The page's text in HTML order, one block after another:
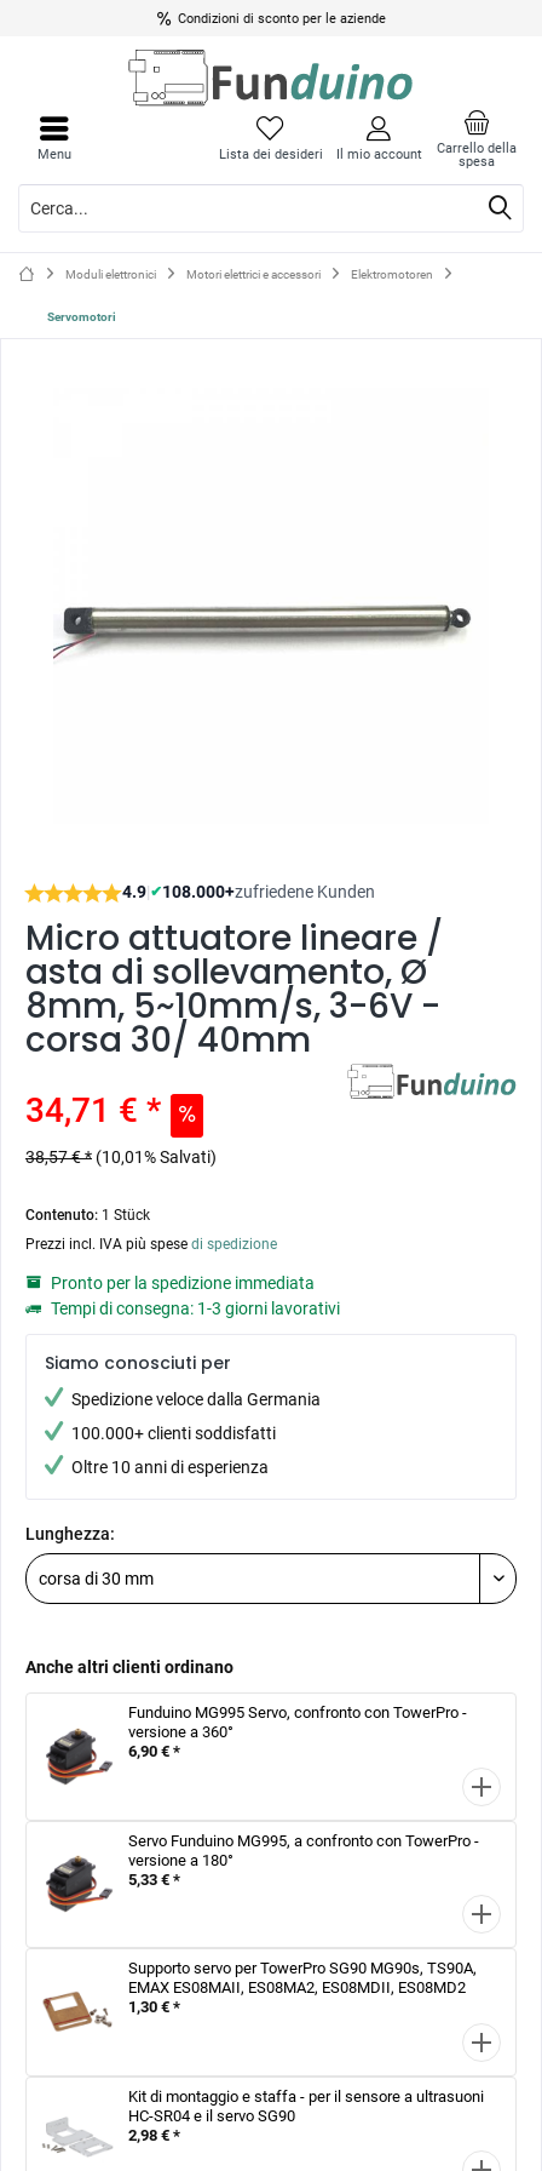
Condizioni di sconto per le aziende
Carrello della
spesa
Lista dei desideri Il mio account
Menu
Moduli elettronici Motori elettrici e accessori Elektromotoren
Servomotori
4.9|✔108.000+zufriedene Kunden
Micro attuatore lineare /
asta di sollevamento, Ø
8mm, 5~10mm/s, 3-6V -
corsa 30/ 40mm
34,71 € *
38,57 € * (10,01% Salvati)
Contenuto: 1 Stück
Prezzi incl. IVA più spese di spedizione
Pronto per la spedizione immediata
Tempi di consegna: 1-3 giorni lavorativi
Siamo conosciuti per
Spedizione veloce dalla Germania
100.000+ clienti soddisfatti
Oltre 10 anni di esperienza
Lunghezza:
Anche altri clienti ordinano
Funduino MG995 Servo, confronto con TowerPro -
versione a 360°
6,90 € *
Servo Funduino MG995, a confronto con TowerPro -
versione a 180°
5,33 € *
Supporto servo per TowerPro SG90 MG90s, TS90A,
EMAX ES08MAII, ES08MA2, ES08MDII, ES08MD2
1,30 € *
Kit di montaggio e staffa - per il sensore a ultrasuoni
HC-SR04 e il servo SG90
2,98 € *
menu
menu